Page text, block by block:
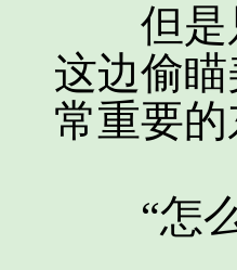
但是只
这边偷
常重要的
“怎么